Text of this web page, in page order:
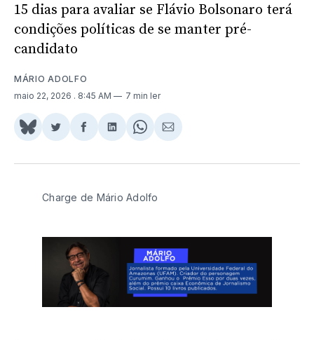
15 dias para avaliar se Flávio Bolsonaro terá
condições políticas de se manter pré-
candidato
MÁRIO ADOLFO
maio 22, 2026 . 8:45 AM 7 min ler
Share
BlueSky
Compartilhar
Twitter
Compartilhar
Facebook
Compartilhar
LinkedIn
Share
WhatsApp
Compartilhar
Email
Charge de Mário Adolfo